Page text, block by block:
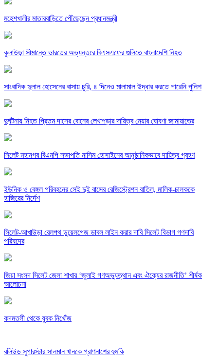
মহেশখালীর মাতারবাড়িতে পৌঁছেছেন প্রধানমন্ত্রী
কুলাউড়া সীমান্তে ভারতের অভ্যন্তরে বিএসএফের গুলিতে বাংলাদেশি নিহত
সাংবাদিক দুলাল হোসেনের বাসায় চুরি, ৪ দিনেও মালামাল উদ্ধার করতে পারেনি পুলিশ
দুর্ঘটনায় নিহত প্রিতম দাসের বোনের লেখাপড়ার দায়িত্ব নেয়ার ঘোষণা জামায়াতের
সিলেট মহানগর বিএনপি সভাপতি নাসিম হোসাইনের আনুষ্ঠানিকভাবে দায়িত্ব গ্রহণ
ইউনিক ও বেঙ্গল পরিবহনের সেই দুই বাসের রেজিস্ট্রেশন বাতিল, মালিক-চালককে
হাজিরের নির্দেশ
সিলেট-আখাউড়া রেলপথ ডুয়েলগেজ ডাবল লাইন করার দাবি সিলেট বিভাগ গণদাবি
পরিষদের
জিয়া সংসদ সিলেট জেলা শাখার ‘জুলাই গণঅভ্যুত্থান এবং ঐক্যের রাজনীতি’ শীর্ষক
আলোচনা
কদমতলী থেকে যুবক নিখোঁজ
বলিউড সুপারস্টার সালমান খানকে প্রাণনাশের হুমকি